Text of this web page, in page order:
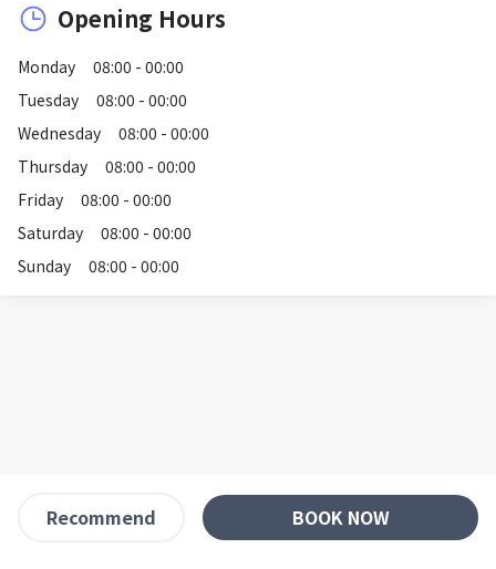
Opening Hours
Monday
08:00 - 00:00
Tuesday
08:00 - 00:00
Wednesday
08:00 - 00:00
Thursday
08:00 - 00:00
Friday
08:00 - 00:00
Saturday
08:00 - 00:00
Sunday
08:00 - 00:00
Recommend BOOK NOW